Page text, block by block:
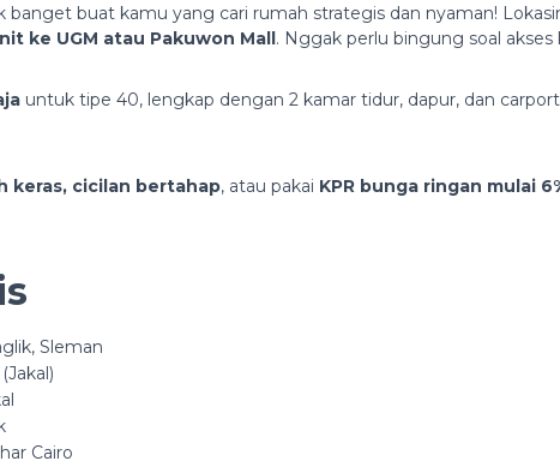
banget buat kamu yang cari rumah strategis dan nyaman!
ke UGM atau Pakuwon Mall. Nggak perlu bingung soal
untuk tipe 40, lengkap dengan 2 kamar tidur, dapur, dan
keras, cicilan bertahap, atau pakai KPR bunga ringan mulai
Sleman
Cairo